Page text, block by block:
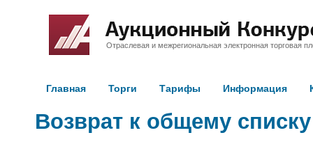
Отраслевая и межрегиональная электронная торговая
Главная Торги Тарифы Информация
Возврат к общему списку